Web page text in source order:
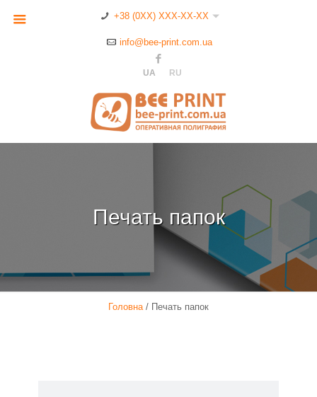
+38 (0XX) XXX-XX-XX
info@bee-print.com.ua
UA RU
Печать папок
Головна/ Печать папок